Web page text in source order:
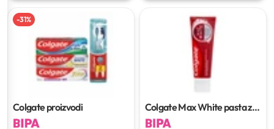
-31%
Colgate proizvodi
Colgate Max White pasta za
zube75 ml